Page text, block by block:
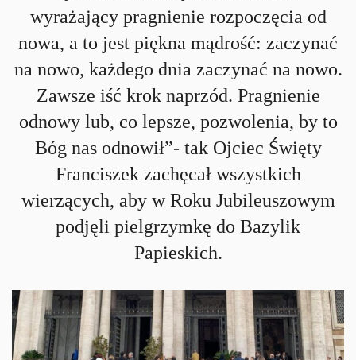
wyrażający pragnienie rozpoczęcia od
nowa, a to jest piękna mądrość: zaczynać
na nowo, każdego dnia zaczynać na nowo.
Zawsze iść krok naprzód. Pragnienie
odnowy lub, co lepsze, pozwolenia, by to
Bóg nas odnowił”- tak Ojciec Święty
Franciszek zachęcał wszystkich
wierzących, aby w Roku Jubileuszowym
podjęli pielgrzymkę do Bazylik
Papieskich.